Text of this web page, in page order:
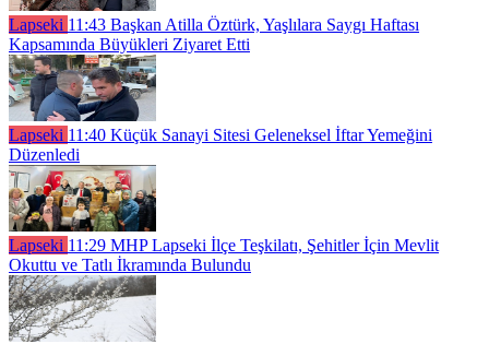
Lapseki 11:43 Başkan Atilla Öztürk, Yaşlılara Saygı Haftası
Kapsamında Büyükleri Ziyaret Etti
Lapseki 11:40 Küçük Sanayi Sitesi Geleneksel İftar Yemeğini
Düzenledi
Lapseki 11:29 MHP Lapseki İlçe Teşkilatı, Şehitler İçin Mevlit
Okuttu ve Tatlı İkramında Bulundu